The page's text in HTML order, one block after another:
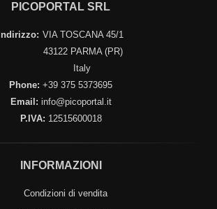
PICOPORTAL SRL
Indirizzo: VIA TOSCANA 45/1
43122 PARMA (PR)
Italy
Phone: +39 375 5373695
Email: info@picoportal.it
P.IVA: 12515600018
INFORMAZIONI
Condizioni di vendita